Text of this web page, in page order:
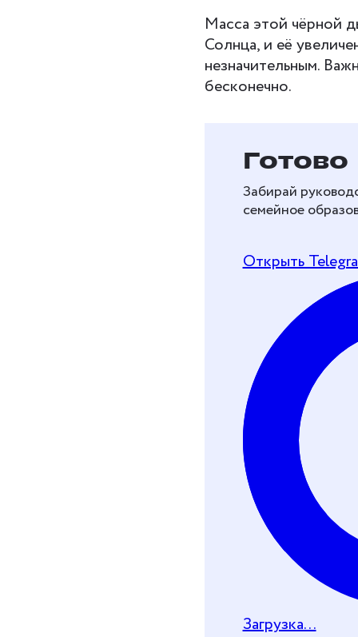
Масса этой чёрной
Солнца, и её
незначительным.
бесконечно.
и перейти на
Хочу получить
Телеграм-бот
Почту
Готово
Забирай
семейное
Открыть
Загрузка...